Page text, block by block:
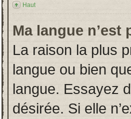
Haut
Ma langue n’est
La raison la plus
langue ou bien
langue. Essayez
désirée. Si elle